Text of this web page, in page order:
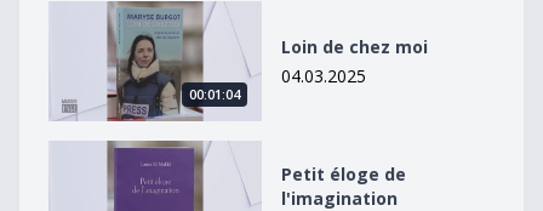
Loin de chez moi
00:01:04
Loin de chez moi
04.03.2025
Petit éloge de l&#039;imagination
Petit éloge de
l'imagination